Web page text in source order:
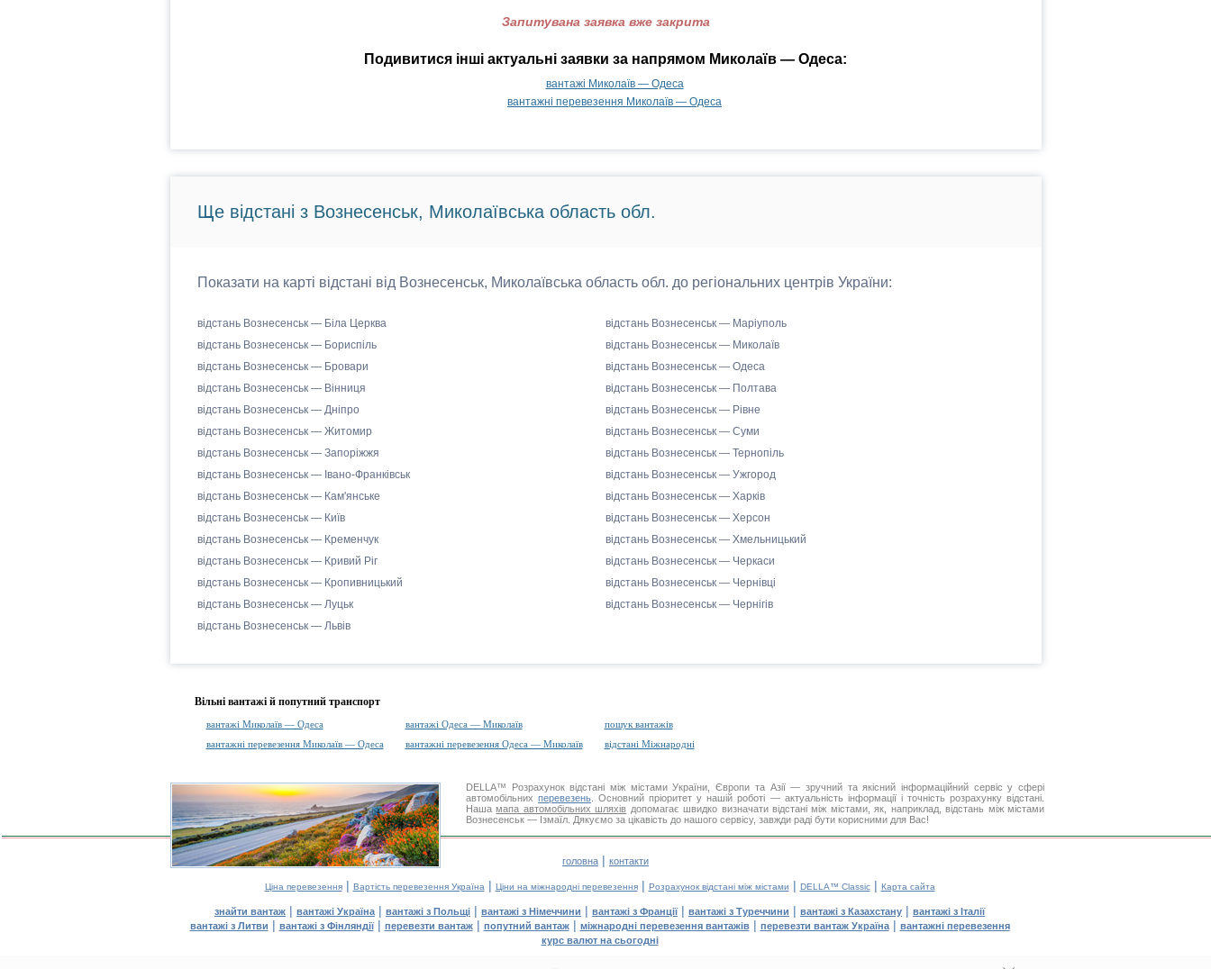
Запитувана заявка вже закрита
Подивитися інші актуальні заявки за напрямом Миколаїв — Одеса:
вантажі Миколаїв — Одеса
вантажні перевезення Миколаїв — Одеса
Ще відстані з Вознесенськ, Миколаївська область обл.
Показати на карті відстані від Вознесенськ, Миколаївська область обл. до регіональних центрів України:
відстань Вознесенськ — Біла Церква
відстань Вознесенськ — Бориспіль
відстань Вознесенськ — Бровари
відстань Вознесенськ — Вінниця
відстань Вознесенськ — Дніпро
відстань Вознесенськ — Житомир
відстань Вознесенськ — Запоріжжя
відстань Вознесенськ — Івано-Франківськ
відстань Вознесенськ — Кам'янське
відстань Вознесенськ — Київ
відстань Вознесенськ — Кременчук
відстань Вознесенськ — Кривий Ріг
відстань Вознесенськ — Кропивницький
відстань Вознесенськ — Луцьк
відстань Вознесенськ — Львів
відстань Вознесенськ — Маріуполь
відстань Вознесенськ — Миколаїв
відстань Вознесенськ — Одеса
відстань Вознесенськ — Полтава
відстань Вознесенськ — Рівне
відстань Вознесенськ — Суми
відстань Вознесенськ — Тернопіль
відстань Вознесенськ — Ужгород
відстань Вознесенськ — Харків
відстань Вознесенськ — Херсон
відстань Вознесенськ — Хмельницький
відстань Вознесенськ — Черкаси
відстань Вознесенськ — Чернівці
відстань Вознесенськ — Чернігів
Вільні вантажі й попутний транспорт
вантажі Миколаїв — Одеса вантажі Одеса — Миколаїв
пошук вантажів
вантажні перевезення Миколаїв — Одеса
вантажні перевезення Одеса — Миколаїв відстані Міжнародні
DELLA™ Розрахунок відстані між містами України, Європи та Азії — зручний та якісний інформаційний сервіс у сфері
автомобільнихперевезень . Основний пріоритет у нашій роботі — актуальність інформації і точність розрахунку відстані.
Нашамапа автомобільних шляхів допомагає швидко визначати відстані між містами, як, наприклад, відстань між містами
Вознесенськ — Ізмаїл. Дякуємо за цікавість до нашого сервісу, завжди раді бути корисними для Вас!
головна | контакти
Ціна перевезення| Вартість перевезення Україна | Ціни на міжнародні перевезення| Розрахунок відстані між містами | DELLA™ Classic| Карта сайта
знайти вантаж | вантажі Україна | вантажі з Польщі | вантажі з Німеччини | вантажі з Франції| вантажі з Туреччини | вантажі з Казахстану | вантажі з Італії
вантажі з Литви | вантажі з Фінляндії| перевезти вантаж| попутний вантаж| міжнародні перевезення вантажів| перевезти вантаж Україна| вантажні перевезення
курс валют на сьогодні